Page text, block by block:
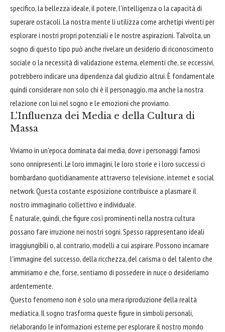
specifico, la bellezza ideale, il potere, l'intelligenza o la capacità di
superare ostacoli. La nostra mente li utilizza come archetipi viventi per
esplorare i nostri propri potenziali e le nostre aspirazioni. Talvolta, un
sogno di questo tipo può anche rivelare un desiderio di riconoscimento
sociale o la necessità di validazione esterna, elementi che, se eccessivi,
potrebbero indicare una dipendenza dal giudizio altrui. È fondamentale
quindi considerare non solo chi è il personaggio, ma anche la nostra
relazione con lui nel sogno e le emozioni che proviamo.
L'Influenza dei Media e della Cultura di
Massa
Viviamo in un'epoca dominata dai media, dove i personaggi famosi
sono onnipresenti. Le loro immagini, le loro storie e i loro successi ci
bombardano quotidianamente attraverso televisione, internet e social
network. Questa costante esposizione contribuisce a plasmare il
nostro immaginario collettivo e individuale.
È naturale, quindi, che figure così prominenti nella nostra cultura
possano fare irruzione nei nostri sogni. Spesso rappresentano ideali
irraggiungibili o, al contrario, modelli a cui aspirare. Possono incarnare
l'immagine del successo, della ricchezza, del carisma o del talento che
ammiriamo e che, forse, sentiamo di possedere in nuce o desideriamo
ardentemente.
Questo fenomeno non è solo una mera riproduzione della realtà
mediatica. Il sogno trasforma queste figure in simboli personali,
rielaborando le informazioni esterne per esplorare il nostro mondo